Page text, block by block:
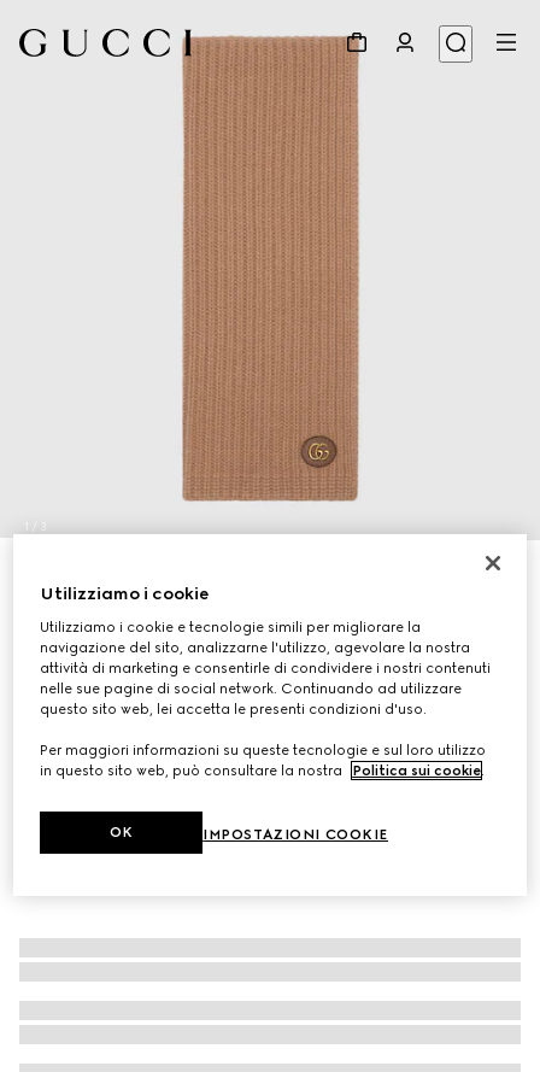
1 / 3
€ 410
Variantecammello
Utilizziamo i cookie
Utilizziamo i cookie e tecnologie simili per migliorare la
navigazione del sito, analizzarne l'utilizzo, agevolare la nostra
attività di marketing e consentirle di condividere i nostri contenuti
nelle sue pagine di social network. Continuando ad utilizzare
questo sito web, lei accetta le presenti condizioni d'uso.
Per maggiori informazioni su queste tecnologie e sul loro utilizzo
in questo sito web, può consultare la nostra
Politica sui cookie.
IMPOSTAZIONI COOKIE
OK